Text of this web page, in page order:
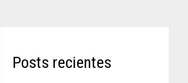
Posts recientes